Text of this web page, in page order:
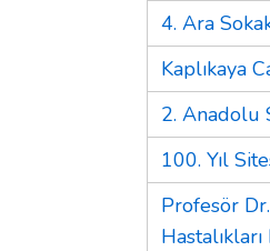
4. Ara
Kaplıkaya
2. Anadolu
100. Yıl
Profesör